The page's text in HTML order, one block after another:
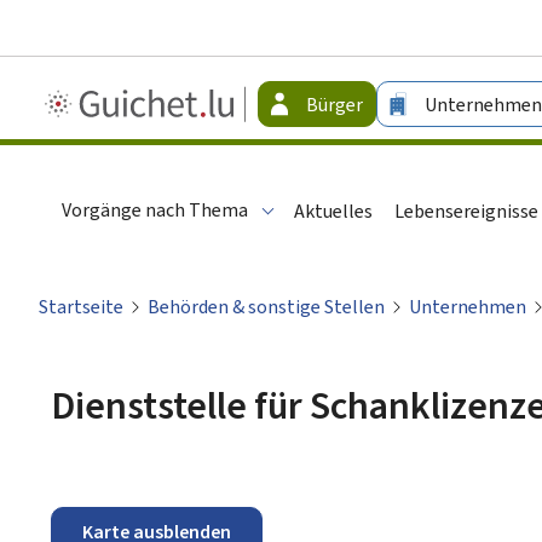
Guichet.lu
-
Bürger Unternehmen
Vorgänge nach Thema Aktuelles Lebensereignisse
Startseite Behörden & sonstige Stellen Unternehmen
Dienststelle für
Karte ausblenden